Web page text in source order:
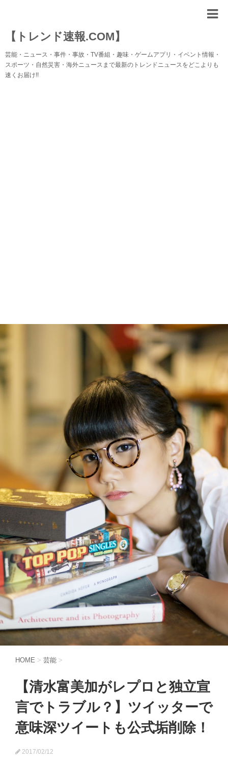
【トレンド速報.COM】
芸能・ニュース・事件・事故・TV番組・趣味・ゲームアプリ・イベント情報・
スポーツ・自然災害・海外ニュースまで最新のトレンドニュースをどこよりも
速くお届け!!
HOME > 芸能 >
【清水富美加がレプロと独立宣
言でトラブル？】ツイッターで
意味深ツイートも公式垢削除！
2017/02/12